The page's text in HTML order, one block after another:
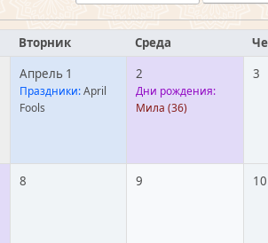
Вторник Среда
Апрель 1
Праздники:April
Fools
2
Дни рождения:
Мила (36)
3
8 9 10